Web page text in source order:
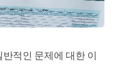
적인 문제에 대한 이